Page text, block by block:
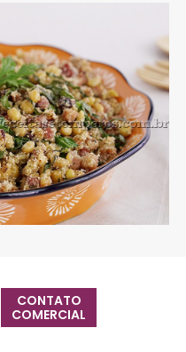
CONTATO
COMERCIAL